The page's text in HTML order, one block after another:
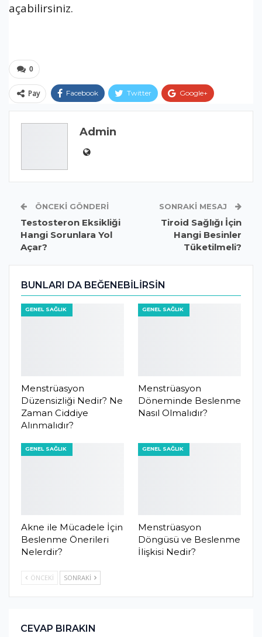
açabilirsiniz.
0
Pay Facebook Twitter Google+
Admin
ÖNCEKI GÖNDERI
Testosteron Eksikliği
Hangi Sorunlara Yol
Açar?
SONRAKI MESAJ
Tiroid Sağlığı İçin
Hangi Besinler
Tüketilmeli?
BUNLARI DA BEĞENEBILIRSIN
GENEL SAĞLIK
Menstrüasyon
Düzensizliği Nedir? Ne
Zaman Ciddiye
Alınmalıdır?
GENEL SAĞLIK
Menstrüasyon
Döneminde Beslenme
Nasıl Olmalıdır?
GENEL SAĞLIK
Akne ile Mücadele İçin
Beslenme Önerileri
Nelerdir?
GENEL SAĞLIK
Menstrüasyon
Döngüsü ve Beslenme
İlişkisi Nedir?
ÖNCEKI SONRAKI
CEVAP BIRAKIN